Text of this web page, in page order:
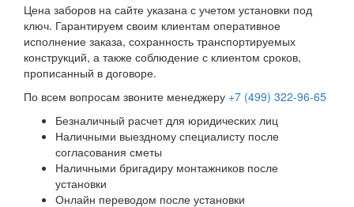
Цена заборов на сайте указана с учетом установки под
ключ. Гарантируем своим клиентам оперативное
исполнение заказа, сохранность транспортируемых
конструкций, а также соблюдение с клиентом сроков,
прописанный в договоре.
По всем вопросам звоните менеджеру +7 (499) 322-96-65
Безналичный расчет для юридических лиц
Наличными выездному специалисту после
согласования сметы
Наличными бригадиру монтажников после
установки
Онлайн переводом после установки